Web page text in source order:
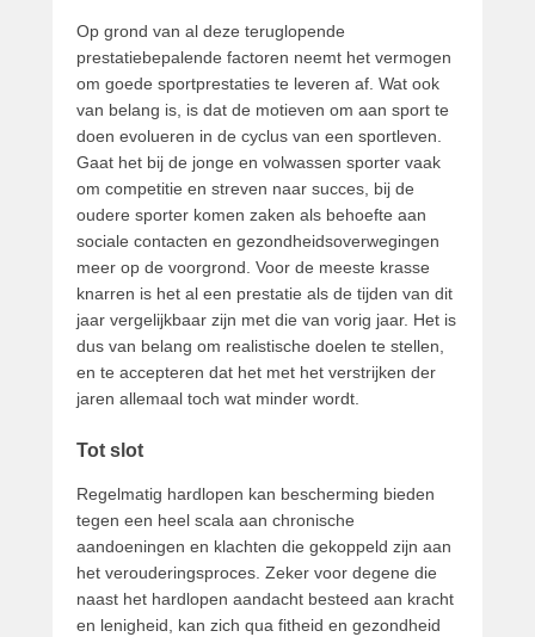
Op grond van al deze teruglopende
prestatiebepalende factoren neemt het vermogen
om goede sportprestaties te leveren af. Wat ook
van belang is, is dat de motieven om aan sport te
doen evolueren in de cyclus van een sportleven.
Gaat het bij de jonge en volwassen sporter vaak
om competitie en streven naar succes, bij de
oudere sporter komen zaken als behoefte aan
sociale contacten en gezondheidsoverwegingen
meer op de voorgrond. Voor de meeste krasse
knarren is het al een prestatie als de tijden van dit
jaar vergelijkbaar zijn met die van vorig jaar. Het is
dus van belang om realistische doelen te stellen,
en te accepteren dat het met het verstrijken der
jaren allemaal toch wat minder wordt.
Tot slot
Regelmatig hardlopen kan bescherming bieden
tegen een heel scala aan chronische
aandoeningen en klachten die gekoppeld zijn aan
het verouderingsproces. Zeker voor degene die
naast het hardlopen aandacht besteed aan kracht
en lenigheid, kan zich qua fitheid en gezondheid